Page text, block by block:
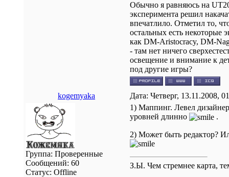
Обычно я равняюсь на
эксперимента решил
впечатлило. Отметил то,
остальных есть некоторые
как DM-Aristocracy, DM-
- там нет ничего
освещение и внимание к
под другие игры?
kogemyaka Дата: Четверг, 13.11.2008,
Группа: Проверенные
Сообщений: 60
Статус: Offline
1) Маппинг. Левел
уровней длинно
.
2) Может быть редактор?
З.Ы. Чем стремнее карта,